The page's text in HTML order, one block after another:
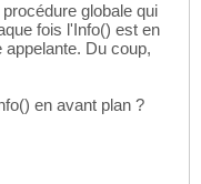
globale qui
fois l'Info() est en
Du coup,
en avant plan ?